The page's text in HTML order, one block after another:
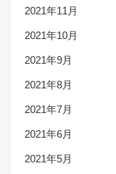
2021年11月
2021年10月
2021年9月
2021年8月
2021年7月
2021年6月
2021年5月